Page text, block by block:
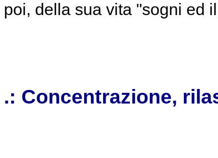
poi, della sua vita "sogni ed
.: Concentrazione,